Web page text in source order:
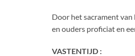
Door het sacrament van
en ouders proficiat en
VASTENTIJD :